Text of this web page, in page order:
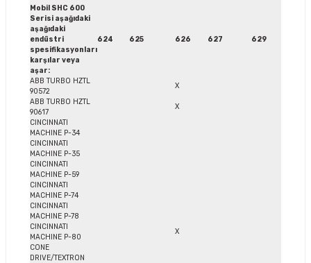
Mobil SHC 600
Serisi aşağıdaki
aşağıdaki
endüstri
spesifikasyonları
karşılar veya
aşar:
624 625 626 627 629
ABB TURBO HZTL
90572
X
ABB TURBO HZTL
90617
X
CINCINNATI
MACHINE P-34
CINCINNATI
MACHINE P-35
CINCINNATI
MACHINE P-59
CINCINNATI
MACHINE P-74
CINCINNATI
MACHINE P-78
CINCINNATI
MACHINE P-80
X
CONE
DRIVE/TEXTRON